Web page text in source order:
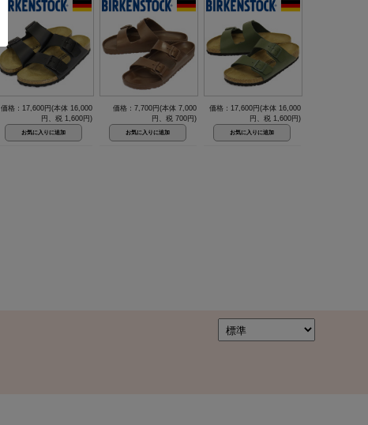
価格：17,600円(本体 16,000
円、税 1,600円)
価格：7,700円(本体 7,000
円、税 700円)
価格：17,600円(本体 16,000
円、税 1,600円)